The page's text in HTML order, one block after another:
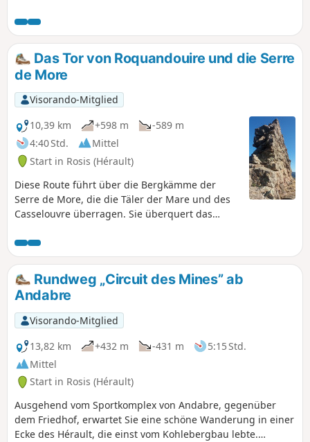
aus Felsbändern und Graten zu
genießen. Luftige, sportliche und
technische Strecke, ohne anspruchsvoll
oder gefährlich zu sein. Nicht bei
feuchtem Wetter begehen, da der
Boden an einigen Stellen rutschig sein
kann, insbesondere an den zu
überwindenden Felsblöcken. Diese
Route beginnt im Weiler Héric, führt
über den Ravin des Hêtres zum Roc
Caroux, bevor sie über den Ravin du
Rieutord wieder auf die Piste des
Aiguilles hinunterführt, die Pässe Col du
Curé und Col de la Narquoise überquert
Abstieg nach Héric beginnt.
Das Tor von Roquandouire und die Serre
de More
Visorando-Mitglied
10,39 km
+598 m
-589 m
4:40 Std.
Mittel
Start in Rosis (Hérault)
Diese Route führt über die Bergkämme der
Serre de More, die die Täler der Mare und des
Casselouvre überragen. Sie überquert das
überraschendes Tor.
Rundweg „Circuit des Mines” ab
Andabre
Visorando-Mitglied
13,82 km
+432 m -431 m
5:15 Std.
Mittel
Start in Rosis (Hérault)
Ausgehend vom Sportkomplex von Andabre, gegenüber
dem Friedhof, erwartet Sie eine schöne Wanderung in einer
Ecke des Hérault, die einst vom Kohlebergbau lebte.